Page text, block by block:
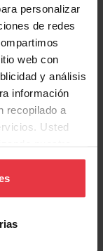
personalizar
de redes
web con
y análisis
información
recopilado a
Usted
7612985572521
Inox